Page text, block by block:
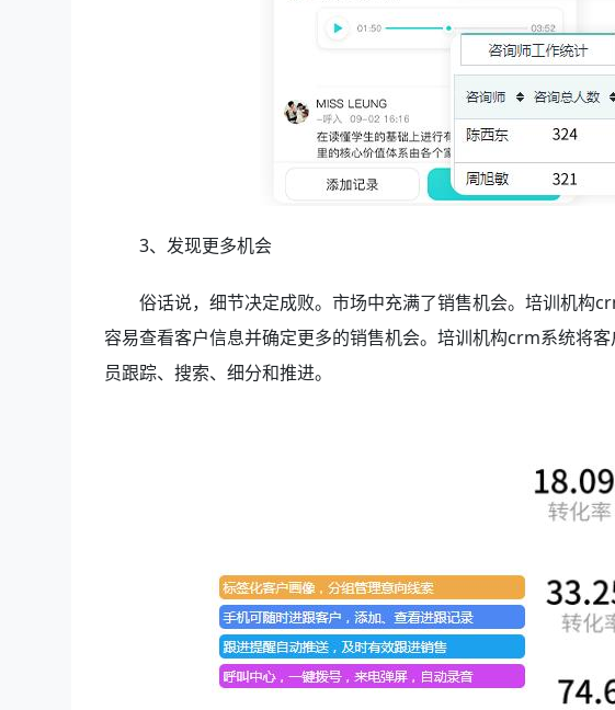
3、发现更多机会
俗话说，细节决定成败。市场中充满了销售机会。培训机构
容易查看客户信息并确定更多的销售机会。培训机构crm系统将
员跟踪、搜索、细分和推进。